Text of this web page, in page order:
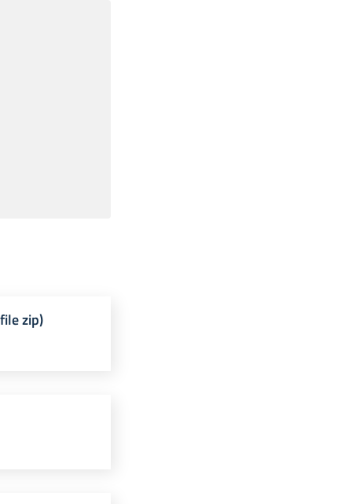
zip)